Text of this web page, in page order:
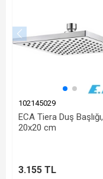
102145029
ECA Tiera Duş Başlığı,
20x20 cm
3.155 TL